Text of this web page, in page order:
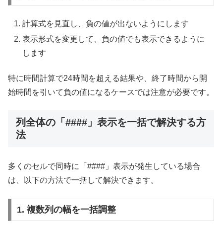
計算式を見直し、負の値が出ないようにします
表示形式を変更して、負の値でも表示できるように
します
特に時間計算で24時間を超える結果や、終了時間から開
始時間を引いて負の値になるケースでは注意が必要です。
列全体の「####」表示を一括で解決する方
法
多くのセルで同時に「####」表示が発生している場合
は、以下の方法で一括して解決できます。
1. 複数列の幅を一括調整